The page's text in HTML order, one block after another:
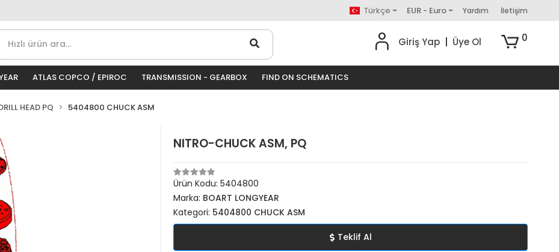
Türkçe EUR - Euro Yardım İletişim
Giriş Yap Üye Ol 0
ATLAS COPCO / EPIROC TRANSMISSION - GEARBOX FIND ON SCHEMATICS
HEAD PQ 5404800 CHUCK ASM
NITRO-CHUCK ASM, PQ
Ürün Kodu: 5404800
Marka: BOART LONGYEAR
Kategori: 5404800 CHUCK ASM
Teklif Al